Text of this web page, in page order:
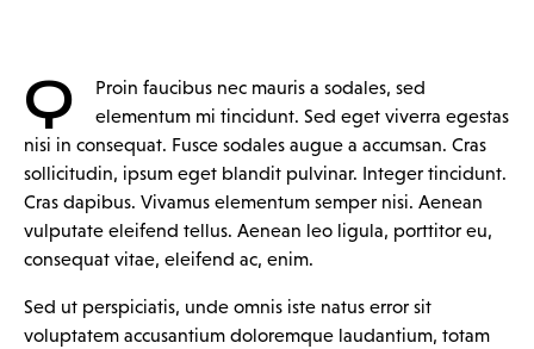
Q
Proin faucibus nec mauris a sodales, sed
elementum mi tincidunt. Sed eget viverra egestas
nisi in consequat. Fusce sodales augue a accumsan. Cras
sollicitudin, ipsum eget blandit pulvinar. Integer tincidunt.
Cras dapibus. Vivamus elementum semper nisi. Aenean
vulputate eleifend tellus. Aenean leo ligula, porttitor eu,
consequat vitae, eleifend ac, enim.
Sed ut perspiciatis, unde omnis iste natus error sit
voluptatem accusantium doloremque laudantium, totam